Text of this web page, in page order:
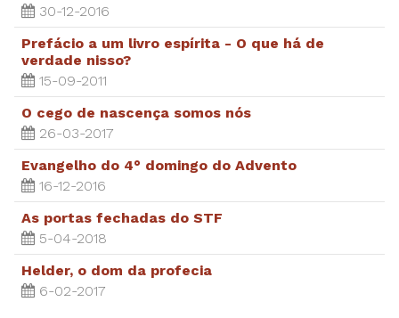
30-12-2016
Prefácio a um livro espírita - O que há de
verdade nisso?
15-09-2011
O cego de nascença somos nós
26-03-2017
Evangelho do 4° domingo do Advento
16-12-2016
As portas fechadas do STF
5-04-2018
Helder, o dom da profecia
6-02-2017